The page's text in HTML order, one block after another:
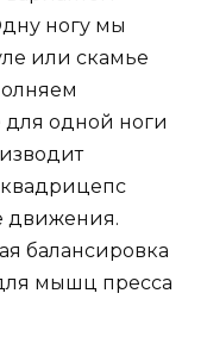
ногу мы
или скамье
одной ноги
движения.
балансировка
мышц пресса